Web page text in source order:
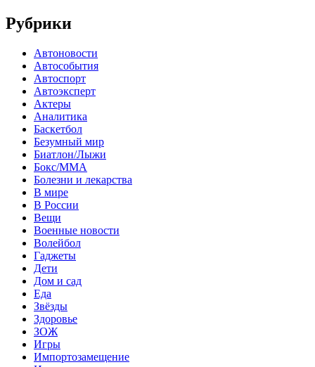
Рубрики
Автоновости
Автособытия
Автоспорт
Автоэксперт
Актеры
Аналитика
Баскетбол
Безумный мир
Биатлон/Лыжи
Бокс/MMA
Болезни и лекарства
В мире
В России
Вещи
Военные новости
Волейбол
Гаджеты
Дети
Дом и сад
Еда
Звёзды
Здоровье
ЗОЖ
Игры
Импортозамещение